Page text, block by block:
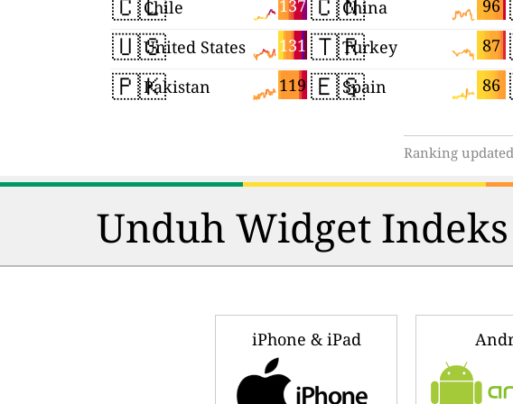
137
Chile
🇺🇸 131
United States
🇵🇰 119
Pakistan
96
China
🇹🇷 87
Turkey
🇪🇸 86
Spain
Ranking
Unduh Widget
iPhone & iPad